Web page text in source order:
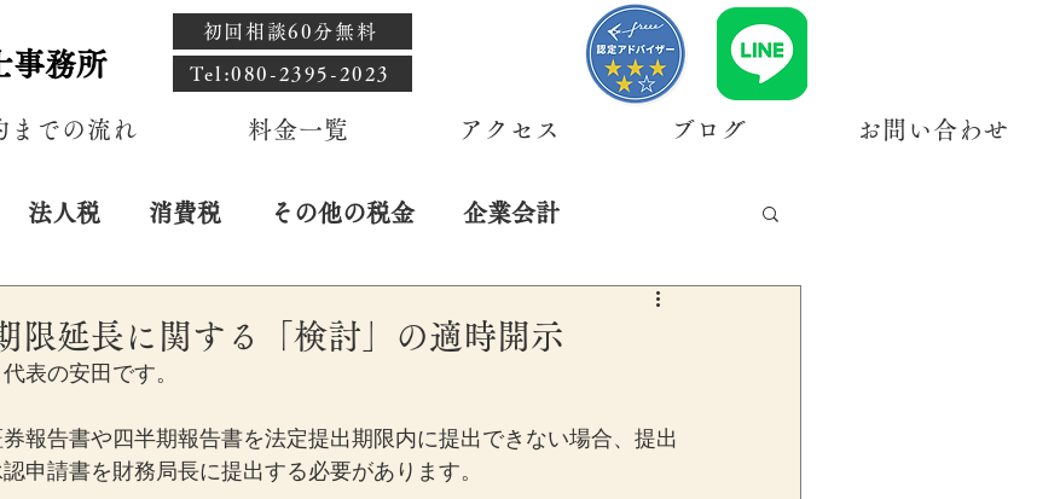
事務所
初回相談60分無料
​Tel:080-2395-2023
までの流れ 料金一覧 アクセス ブログ お問い合わせ
法人税 消費税 その他の税金 企業会計
限延長に関する「検討」の適時開示
表の安田です。
報告書や四半期報告書を法定提出期限内に提出できない場合、提出
申請書を財務局長に提出する必要があります。